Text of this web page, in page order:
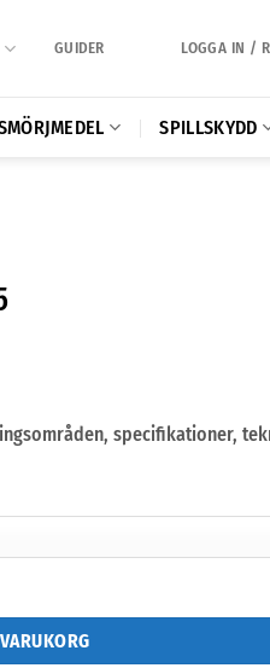
GUIDER LOGGA IN /
SPILLSKYDD
specifikationer,